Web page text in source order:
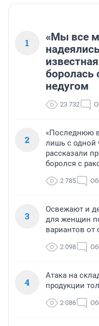
1
«Мы все
боролась
недугом
23 732
2
«Последнюю
лишь с одной
рассказали
боролся с
2 785
3
Освежают и
для женщин
вариантов от
2 098
4
Атака на
продукции
2 086